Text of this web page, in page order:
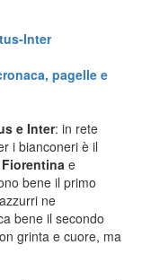
Inter
pagelle e
e Inter: in rete
i bianconeri è il
Fiorentina e
bene il primo
ne
bene il secondo
grinta e cuore, ma